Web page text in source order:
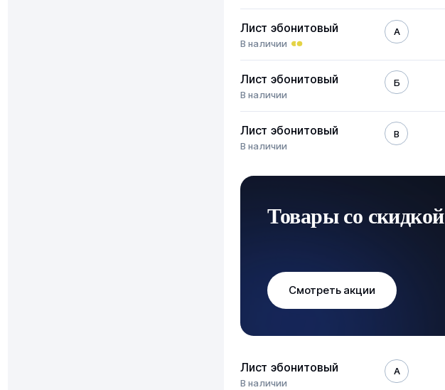
Лист эбонитовый
В наличии
А
Лист эбонитовый
В наличии
Б
Лист эбонитовый
В наличии
В
Товары со скидкой
Смотреть акции
Лист эбонитовый
В наличии
А